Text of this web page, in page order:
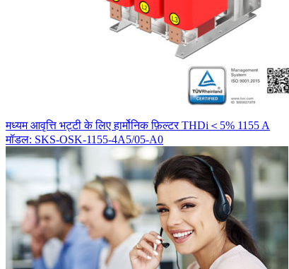
मध्यम आवृत्ति भट्टी के लिए हार्मोनिक फ़िल्टर THDi＜5% 1155 A
मॉडल: SKS-OSK-1155-4A5/05-A0